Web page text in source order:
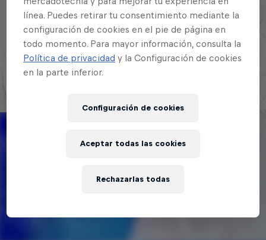
freestyle de habla hispana.
Explora la Galaxia de Red Bull Batalla
línea. Puedes retirar tu consentimiento mediante la
configuración de cookies en el pie de página en
todo momento. Para mayor información, consulta la
Política de privacidad y la Configuración de cookies
en la parte inferior.
Configuración de cookies
Rechazarlas todas
Aceptar todas las cookies